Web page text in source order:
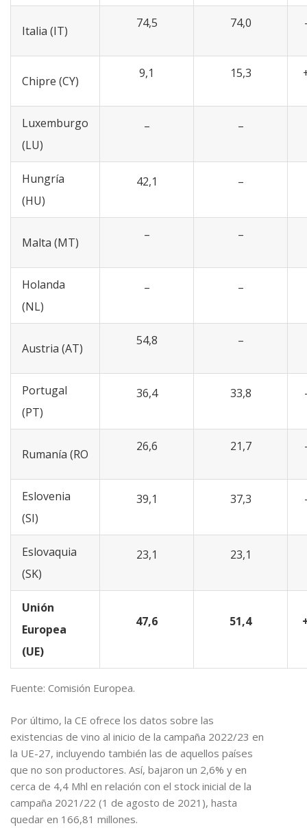
Italia (IT)
74,5 74,0
Chipre (CY)
9,1 15,3
Luxemburgo
(LU)
– –
Hungría
(HU)
42,1 –
Malta (MT)
– –
Holanda
(NL)
– –
Austria (AT)
54,8 –
Portugal
(PT)
36,4 33,8
Rumanía (RO
26,6 21,7
Eslovenia
(SI)
39,1 37,3
Eslovaquia
(SK)
23,1 23,1
Unión
Europea
(UE)
47,6 51,4
Fuente: Comisión Europea.
Por último, la CE ofrece los datos sobre las
existencias de vino al inicio de la campaña 2022/23 en
la UE-27, incluyendo también las de aquellos países
que no son productores. Así, bajaron un 2,6% y en
cerca de 4,4 Mhl en relación con el stock inicial de la
campaña 2021/22 (1 de agosto de 2021), hasta
quedar en 166,81 millones.